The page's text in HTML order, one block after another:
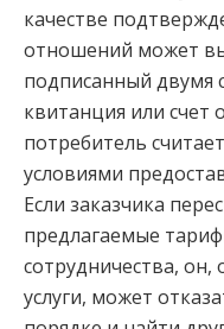
качестве
отношений может
подписанный двумя
квитанция или счет
потребитель
условиями
Если заказчика
предлагаемые
сотрудничества,
услуги, может